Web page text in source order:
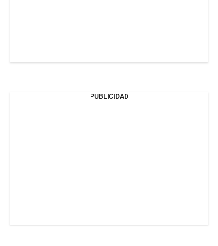
PUBLICIDAD